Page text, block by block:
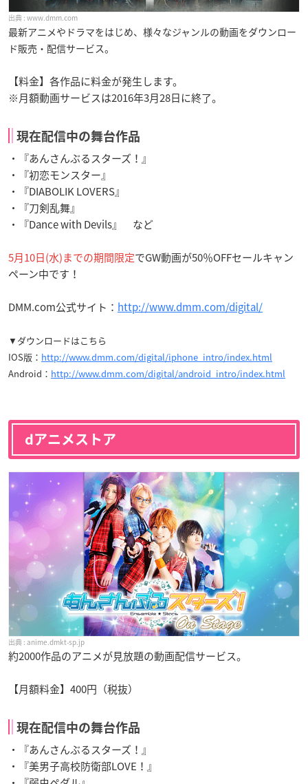
www.dmm.com
最新アニメやドラマをはじめ、様々なジャンルの動画をダウンロー
ド販売・配信サービス。
【料金】各作品に料金が発生します。
※月額動画サービスは2016年3月28日に終了。
現在配信中の舞台作品
・『あんさんぶるスターズ！』
・『初恋モンスター』
・『DIABOLIK LOVERS』
・『刀剣乱舞』
・『Dance with Devils』 など
5月10日(水)までの期間限定でGW動画が50％OFFセールキャン
ペーン中です！
DMM.com公式サイト： http://www.dmm.com/digital/
▼ダウンロードはこちら
IOS版： http://www.dmm.com/digital/iphone_intro/index.html
Android： http://www.dmm.com/digital/android_intro/index.html
dアニメストア
anime.dmkt-sp.jp
約2000作品のアニメが見放題の動画配信サービス。
【月額料金】400円（税抜）
現在配信中の舞台作品
・『あんさんぶるスターズ！』
・『美男子高校防衛部LOVE！』